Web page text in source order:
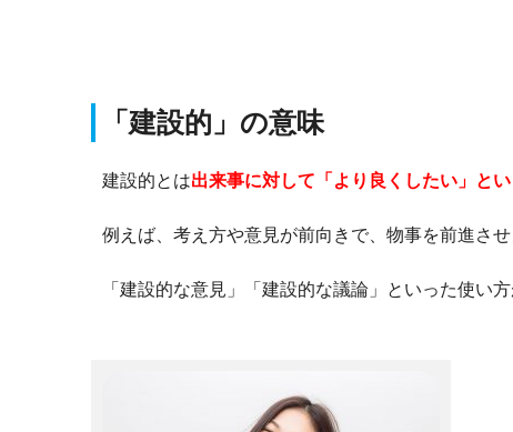
「建設的」の意味
建設的とは出来事に対して「より良くしたい」と
例えば、考え方や意見が前向きで、物事を前進さ
「建設的な意見」「建設的な議論」といった使い